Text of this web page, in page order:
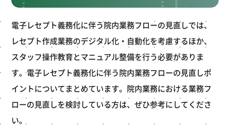
電子レセプト義務化に伴う院内業務フローの見直しでは、
レセプト作成業務のデジタル化・自動化を考慮するほか、
スタッフ操作教育とマニュアル整備を行う必要がありま
す。電子レセプト義務化に伴う院内業務フローの見直しポ
イントについてまとめています。院内業務における業務フ
ローの見直しを検討している方は、ぜひ参考にしてくださ
い。